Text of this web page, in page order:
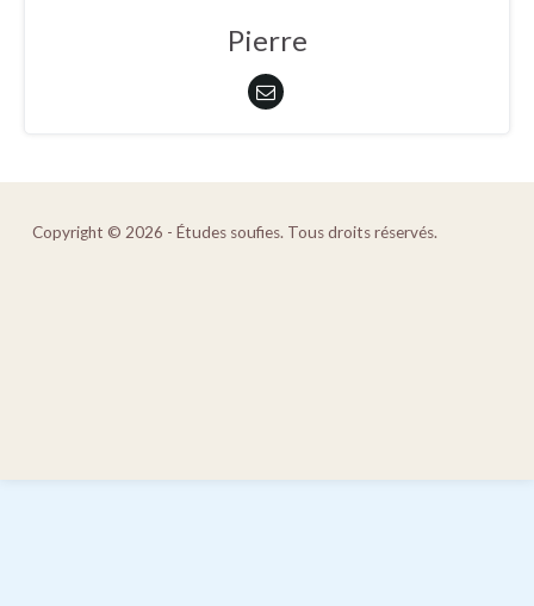
Pierre
Copyright © 2026 - Études soufies. Tous droits réservés.